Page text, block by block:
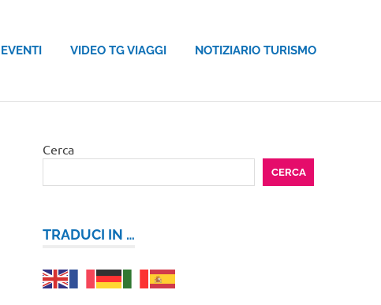
VIDEO TG VIAGGI NOTIZIARIO TURISMO
Cerca
CERCA
TRADUCI IN …